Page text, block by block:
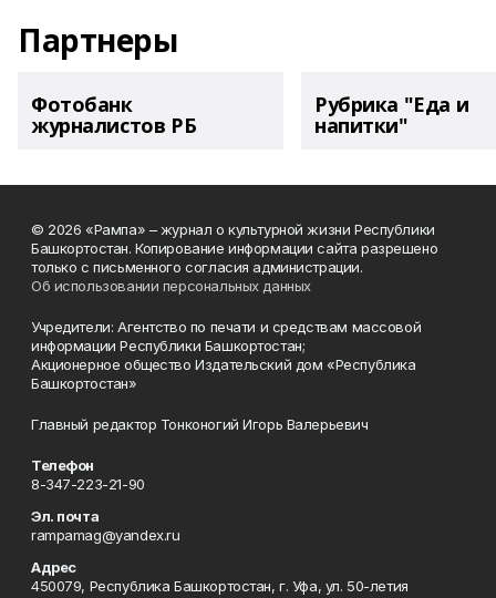
Партнеры
Фотобанк
журналистов РБ
Рубрика "Еда и
напитки"
© 2026 «Рампа» – журнал о культурной жизни Республики
Башкортостан. Копирование информации сайта разрешено
только с письменного согласия администрации.
Об использовании персональных данных
Учредители: Агентство по печати и средствам массовой
информации Республики Башкортостан;
Акционерное общество Издательский дом «Республика
Башкортостан»
Главный редактор Тонконогий Игорь Валерьевич
Телефон
8-347-223-21-90
Эл. почта
rampamag@yandex.ru
Адрес
450079, Республика Башкортостан, г. Уфа, ул. 50-летия